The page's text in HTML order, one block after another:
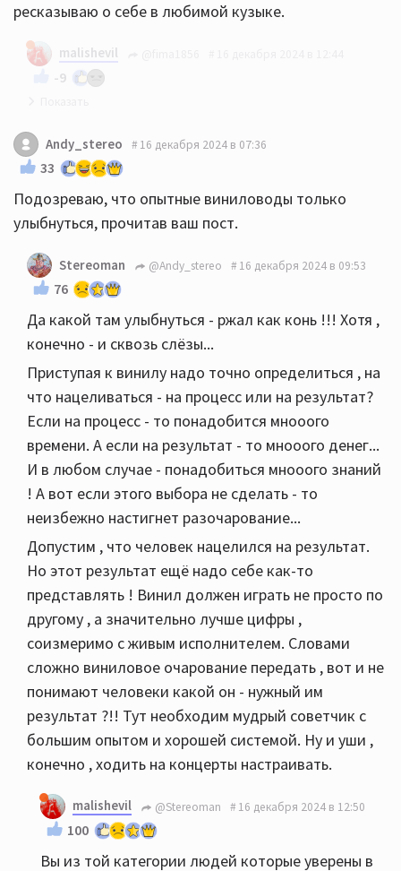
ресказываю о себе в любимой кузыке.
malishevil
-9
Благодарю!
Andy_stereo 16 декабря 2024 в 07:36
33
Подозреваю, что опытные виниловоды только
улыбнуться, прочитав ваш пост.
Stereoman @Andy_stereo 16 декабря 2024 в 09:53
76
Да какой там улыбнуться - ржал как конь !!! Хотя ,
конечно - и сквозь слёзы...
Приступая к винилу надо точно определиться , на
что нацеливаться - на процесс или на результат?
Если на процесс - то понадобится мнооого
времени. А если на результат - то мнооого денег...
И в любом случае - понадобиться мнооого знаний
! А вот если этого выбора не сделать - то
неизбежно настигнет разочарование...
Допустим , что человек нацелился на результат.
Но этот результат ещё надо себе как-то
представлять ! Винил должен играть не просто по
другому , а значительно лучше цифры ,
соизмеримо с живым исполнителем. Словами
сложно виниловое очарование передать , вот и не
понимают человеки какой он - нужный им
результат ?!! Тут необходим мудрый советчик с
большим опытом и хорошей системой. Ну и уши ,
конечно , ходить на концерты настраивать.
malishevil @Stereoman 16 декабря 2024 в 12:50
100
Вы из той категории людей которые уверены в